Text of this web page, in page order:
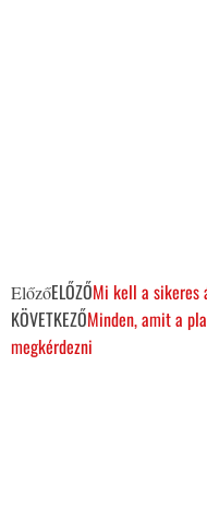
ElőzőELŐZŐMi kell a sikeres
KÖVETKEZŐMinden, amit a
megkérdezni